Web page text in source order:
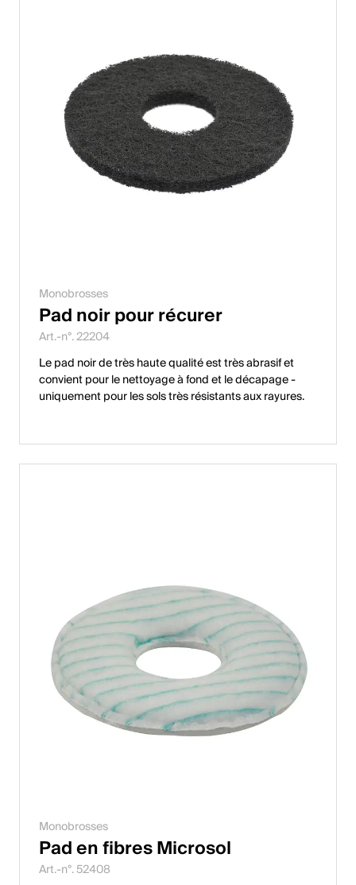
Monobrosses
Pad noir pour récurer
Art.-n°. 22204
Le pad noir de très haute qualité est très abrasif et
convient pour le nettoyage à fond et le décapage -
uniquement pour les sols très résistants aux rayures.
Monobrosses
Pad en fibres Microsol
Art.-n°. 52408